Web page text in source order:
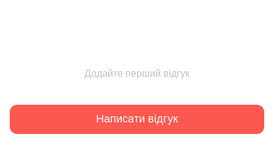
Додайте перший відгук
Написати відгук